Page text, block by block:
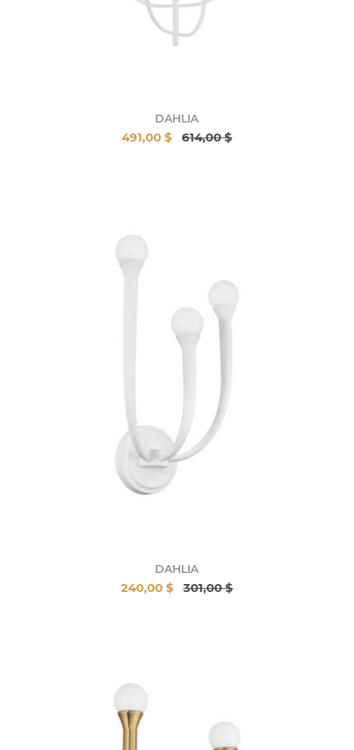
DAHLIA
491,00 $ 614,00 $
DAHLIA
240,00 $ 301,00 $